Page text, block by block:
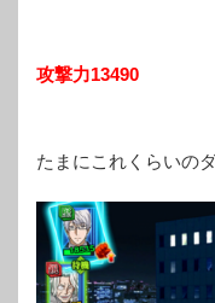
攻撃力13490
たまにこれくらいの